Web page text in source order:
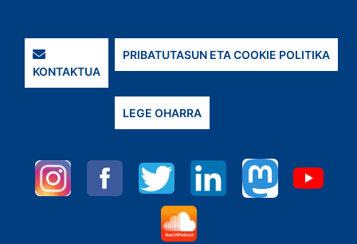
KONTAKTUA
PRIBATUTASUN ETA COOKIE POLITIKA
LEGE OHARRA